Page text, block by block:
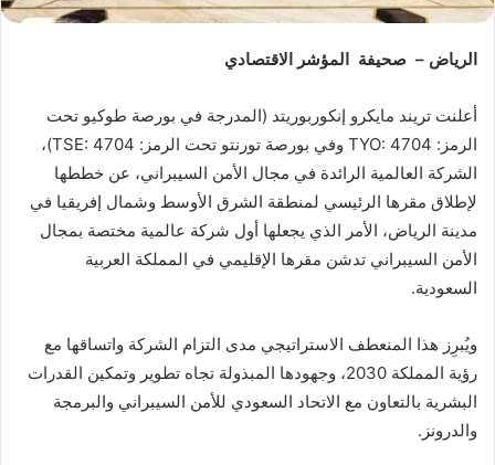
الرياض – صحيفة المؤشر الاقتصادي
أعلنت تريند مايكرو إنكوربوريتد (المدرجة في بورصة طوكيو تحت
الرمز: TYO: 4704 وفي بورصة تورنتو تحت الرمز: TSE: 4704)،
الشركة العالمية الرائدة في مجال الأمن السيبراني، عن خططها
لإطلاق مقرها الرئيسي لمنطقة الشرق الأوسط وشمال إفريقيا في
مدينة الرياض، الأمر الذي يجعلها أول شركة عالمية مختصة بمجال
الأمن السيبراني تدشن مقرها الإقليمي في المملكة العربية
السعودية.
ويُبرِز هذا المنعطف الاستراتيجي مدى التزام الشركة واتساقها مع
رؤية المملكة 2030، وجهودها المبذولة تجاه تطوير وتمكين القدرات
البشرية بالتعاون مع الاتحاد السعودي للأمن السيبراني والبرمجة
والدرونز.